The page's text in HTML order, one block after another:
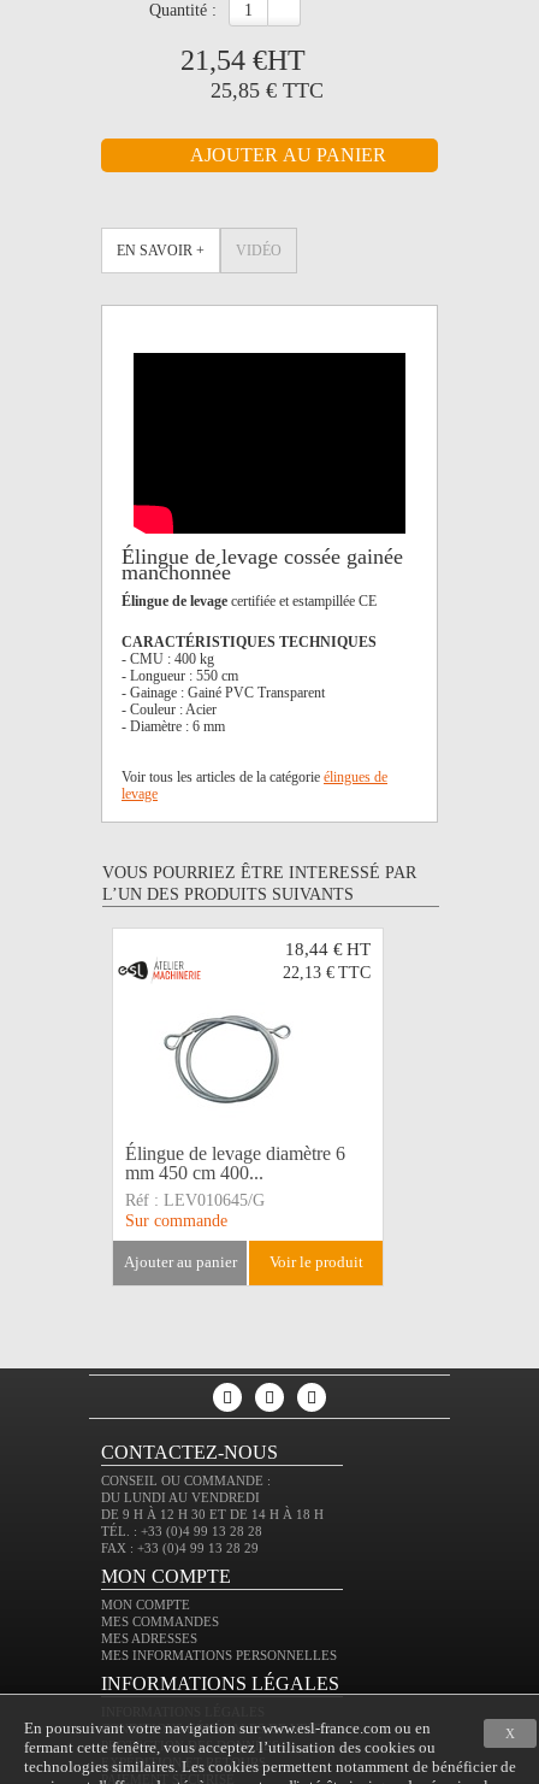
quantité :
21,54 €HT
25,85 € TTC
EN SAVOIR + VIDÉO
Élingue de levage cossée gainée
manchonnée
Élingue de levage certifiée et estampillée CE
CARACTÉRISTIQUES TECHNIQUES
- CMU : 400 kg
- Longueur : 550 cm
- Gainage : Gainé PVC Transparent
- Couleur : Acier
- Diamètre : 6 mm
Voir tous les articles de la catégorie élingues de
levage
VOUS POURRIEZ ÊTRE INTERESSÉ PAR
L’UN DES PRODUITS SUIVANTS
18,44 €HT
22,13 € TTC
Élingue de levage diamètre 6
mm 450 cm 400...
Réf : LEV010645/G
Sur commande
ajouter au panier voir le produit
CONTACTEZ-NOUS
CONSEIL OU COMMANDE :
DU LUNDI AU VENDREDI
DE 9 H À 12 H 30 ET DE 14 H À 18 H
TÉL. : +33 (0)4 99 13 28 28
FAX : +33 (0)4 99 13 28 29
MON COMPTE
MON COMPTE
MES COMMANDES
MES ADRESSES
MES INFORMATIONS PERSONNELLES
INFORMATIONS LÉGALES
CONDITIONS GÉNÉRALES DE VENTE
PROTECTION DES DONNÉES
EXPÉDITION ET RETOURS
PAIEMENT SÉCURISÉ
X
En poursuivant votre navigation sur www.esl-france.com ou en
fermant cette fenêtre, vous acceptez l’utilisation des cookies ou
technologies similaires. Les cookies permettent notamment de bénéficier de